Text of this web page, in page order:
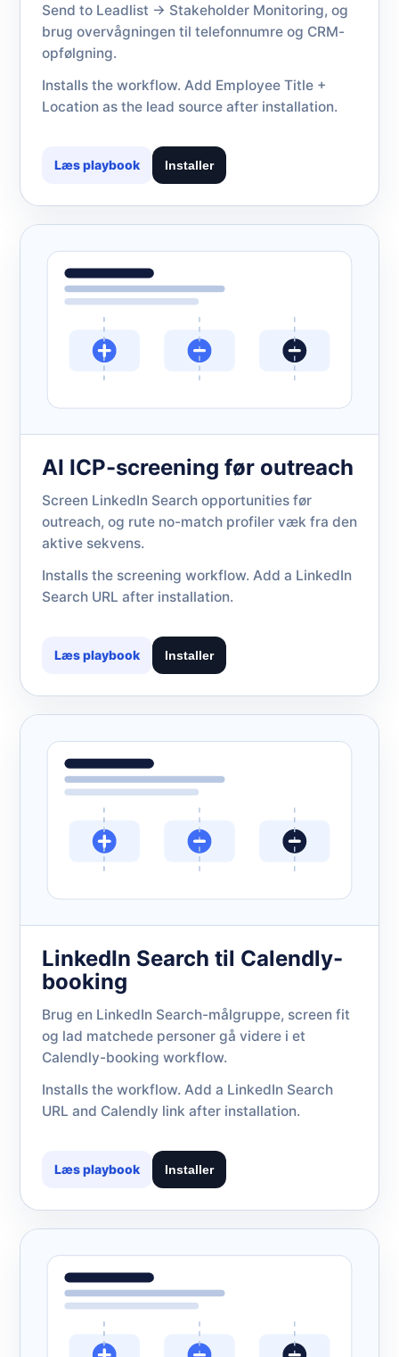
Send to Leadlist -> Stakeholder Monitoring, og
brug overvågningen til telefonnumre og CRM-
opfølgning.
Installs the workflow. Add Employee Title +
Location as the lead source after installation.
Læs playbook Installer
AI ICP-screening før outreach
Screen LinkedIn Search opportunities før
outreach, og rute no-match profiler væk fra den
aktive sekvens.
Installs the screening workflow. Add a LinkedIn
Search URL after installation.
Læs playbook Installer
LinkedIn Search til Calendly-
booking
Brug en LinkedIn Search-målgruppe, screen fit
og lad matchede personer gå videre i et
Calendly-booking workflow.
Installs the workflow. Add a LinkedIn Search
URL and Calendly link after installation.
Læs playbook Installer